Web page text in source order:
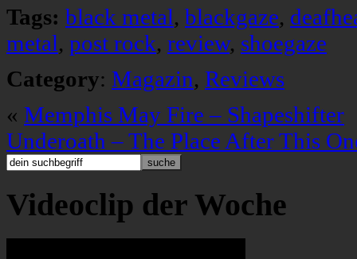
Tags: black metal, blackgaze,
metal, post rock, review, shoegaze
Category: Magazin, Reviews
« Memphis May Fire – Shapeshifter
Underoath – The Place After This
Videoclip der Woche